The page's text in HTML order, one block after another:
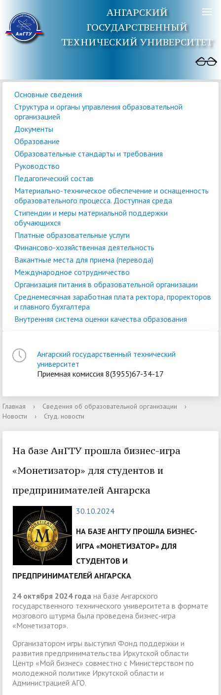
АНГАРСКИЙ
ГОСУДАРСТВЕННЫЙ
ТЕХНИЧЕСКИЙ УНИВЕРСИТЕТ
Основные сведения
Структура и органы управления образовательной
организацией
Документы
Образование
Образовательные стандарты и требования
Руководство
Педагогический состав
Материально-техническое обеспечение и оснащенность
образовательного процесса. Доступная среда
Стипендии и меры материальной поддержки
обучающихся
Платные образовательные услуги
Финансово-хозяйственная деятельность
Вакантные места для приема (перевода)
Международное сотрудничество
Организация питания в образовательной организации
Среднемесячная заработная плата ректора, проректоров
и главного бухгалтера
Внутренняя система оценки качества образования
Ангарский государственный технический
университет
Приемная комиссия 8(3955)67-34-17
Главная › Сведения об образовательной организации
›
Новости
› Студ. новости
На базе АнГТУ прошла бизнес-игра
«Монетизатор» для студентов и
предпринимателей Ангарска
30.10.2024
НА БАЗЕ АНГТУ ПРОШЛА БИЗНЕС-
ИГРА «МОНЕТИЗАТОР» ДЛЯ
СТУДЕНТОВ И
ПРЕДПРИНИМАТЕЛЕЙ АНГАРСКА
24 октября 2024 года на базе Ангарского
государственного технического университета в формате
мозгового штурма была проведена бизнес-игра
«Монетизатор».
Организатором игры выступил Фонд поддержки и
развития предпринимательства Иркутской области
Центр «Мой бизнес» совместно с Министерством по
молодежной политике Иркутской области и
Администрацией АГО.